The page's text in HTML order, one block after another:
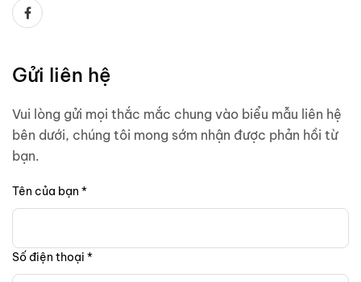
Gửi liên hệ
Vui lòng gửi mọi thắc mắc chung vào biểu mẫu liên hệ
bên dưới, chúng tôi mong sớm nhận được phản hồi từ
bạn.
Tên của bạn *
Số điện thoại *